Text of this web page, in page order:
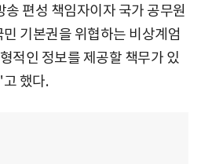
편성 책임자이자 국가 공무원
기본권을 위협하는 비상계엄
적인 정보를 제공할 책무가 있
했다.